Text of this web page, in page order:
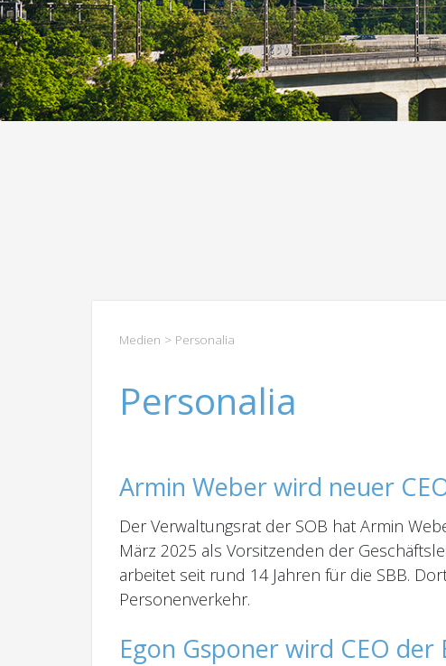
Medien > Personalia
Personalia
Armin Weber wird neuer
Der Verwaltungsrat der SOB hat Armin
März 2025 als Vorsitzenden der
arbeitet seit rund 14 Jahren für die SBB.
Personenverkehr.
Egon Gsponer wird CEO